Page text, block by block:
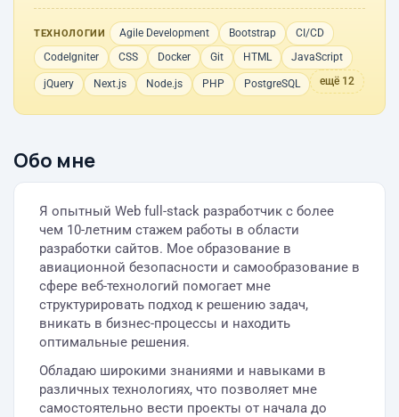
ТЕХНОЛОГИИ Agile Development Bootstrap
CI/CD
CodeIgniter
CSS Docker Git HTML JavaScript
jQuery Next.js Node.js PHP PostgreSQL ещё 12
Обо мне
Я опытный Web full-stack разработчик с более
чем 10-летним стажем работы в области
разработки сайтов. Мое образование в
авиационной безопасности и самообразование в
сфере веб-технологий помогает мне
структурировать подход к решению задач,
вникать в бизнес-процессы и находить
оптимальные решения.
Обладаю широкими знаниями и навыками в
различных технологиях, что позволяет мне
самостоятельно вести проекты от начала до